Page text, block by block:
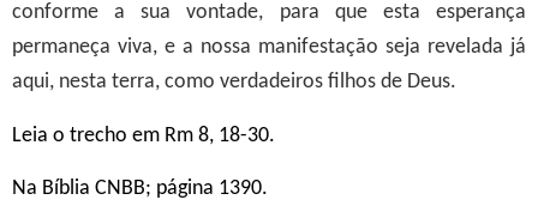
conforme a sua vontade, para que esta esperança
permaneça viva, e a nossa manifestação seja revelada já
aqui, nesta terra, como verdadeiros filhos de Deus.
Leia o trecho em Rm 8, 18-30.
Na Bíblia CNBB; página 1390.